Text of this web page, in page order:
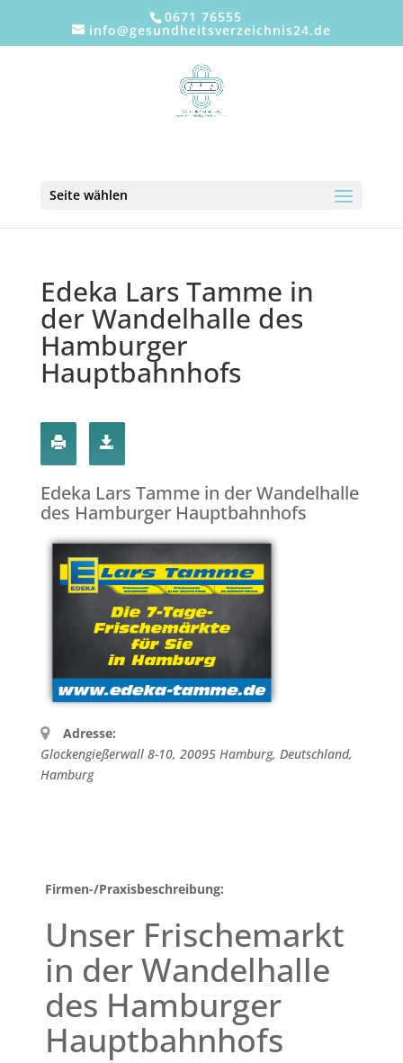
0671 76555
info@gesundheitsverzeichnis24.de
Seite wählen
Edeka Lars Tamme in
der Wandelhalle des
Hamburger
Hauptbahnhofs
Edeka Lars Tamme in der Wandelhalle
des Hamburger Hauptbahnhofs
Adresse:
Glockengießerwall 8-10, 20095 Hamburg, Deutschland,
Hamburg
Firmen-/Praxisbeschreibung:
Unser Frischemarkt
in der Wandelhalle
des Hamburger
Hauptbahnhofs